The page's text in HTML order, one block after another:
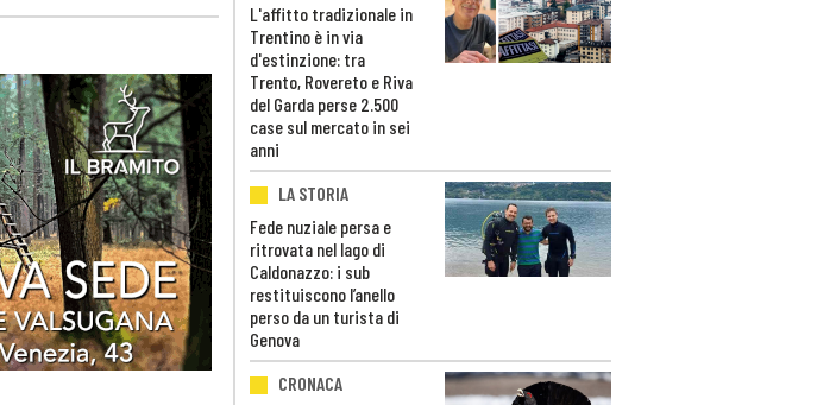
L'affitto tradizionale in
Trentino è in via
d'estinzione: tra
Trento, Rovereto e Riva
del Garda perse 2.500
case sul mercato in sei
anni
LA STORIA
Fede nuziale persa e
ritrovata nel lago di
Caldonazzo: i sub
restituiscono l’anello
perso da un turista di
Genova
CRONACA